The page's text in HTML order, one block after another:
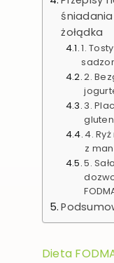
żołądka
1.
2.
3.
4.
z
5.
Dieta